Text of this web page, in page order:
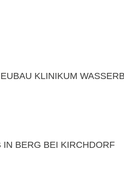
KLINIKUM
BERG BEI KIRCHDORF